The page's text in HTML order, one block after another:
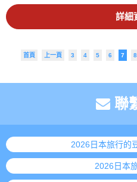
詳細
首頁 上一頁 3 4 5 6 7 8
聯
2026日本旅行的
2026日本